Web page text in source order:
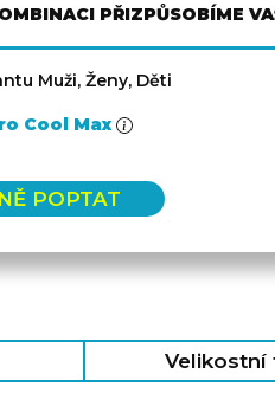
PŘIZPŮSOBÍME
Muži, Ženy, Děti
Cool Max
POPTAT
Velikostní